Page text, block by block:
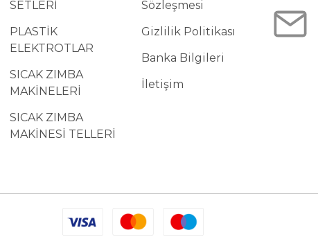
SETLERİ
PLASTİK
ELEKTROTLAR
SICAK ZIMBA
MAKİNELERİ
SICAK ZIMBA
MAKİNESİ TELLERİ
Sözleşmesi
Gizlilik Politikası
Banka Bilgileri
İletişim